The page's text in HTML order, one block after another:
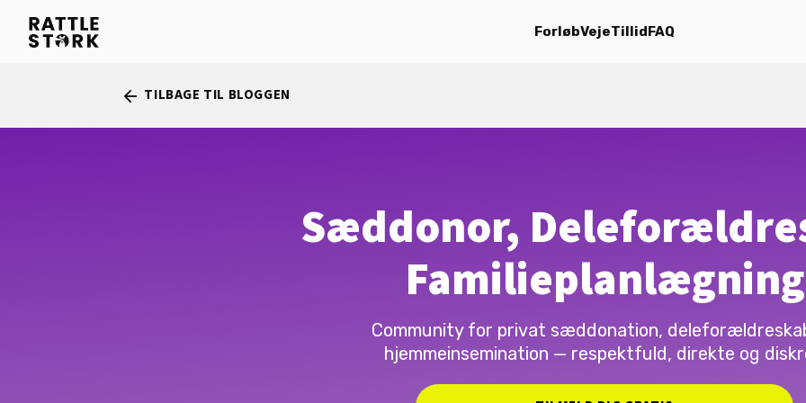
ForløbVejeTillidFAQ
arrow_back TILBAGE TIL BLOGGEN
Sæddonor,
Familieplanlægning
Community for privat sæddonation,
hjemmeinsemination — respektfuld, direkte og